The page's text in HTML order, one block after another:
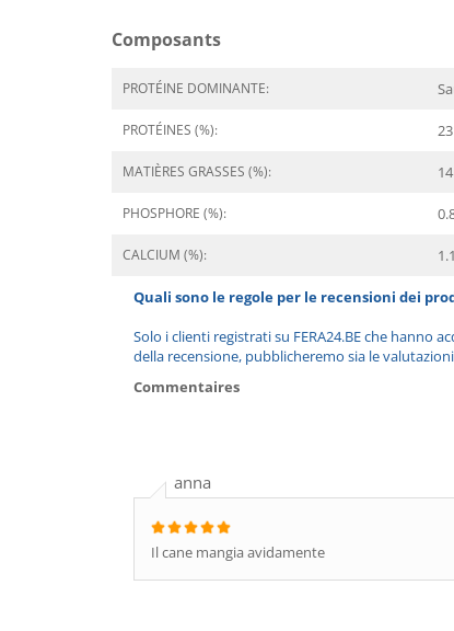
Composants
PROTÉINE DOMINANTE:
PROTÉINES (%): 23
MATIÈRES GRASSES (%): 14
PHOSPHORE (%):
CALCIUM (%): 1.1
Quali sono le regole per le recensioni dei
Solo i clienti registrati su FERA24.BE che
della recensione, pubblicheremo sia le
Commentaires
anna
Il cane mangia avidamente